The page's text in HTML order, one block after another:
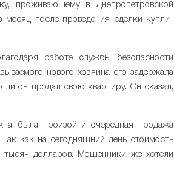
проживающему в Днепропетровской
месяц после проведения сделки купли-
работе службы безопасности
нового хозяина его задержала
ли он продал свою квартиру. Он сказал,
была произойти очередная продажа
как на сегодняшний день стоимость
тысяч долларов. Мошенники же хотели